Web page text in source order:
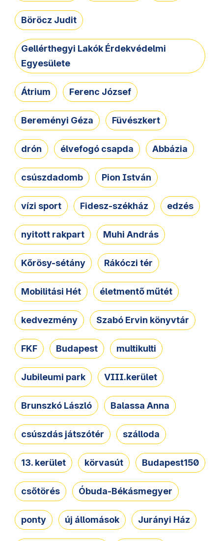
Böröcz Judit
Gellérthegyi Lakók Érdekvédelmi
Egyesülete
Átrium Ferenc József
Bereményi Géza Füvészkert
drón élvefogó csapda Abbázia
csúszdadomb Pion István
vízi sport Fidesz-székház edzés
nyitott rakpart Muhi András
Kőrösy-sétány Rákóczi tér
Mobilitási Hét életmentő műtét
kedvezmény Szabó Ervin könyvtár
FKF Budapest multikulti
Jubileumi park VIII.kerület
Brunszkó László Balassa Anna
csúszdás játszótér szálloda
13. kerület körvasút Budapest150
csőtörés Óbuda-Békásmegyer
ponty új állomások Jurányi Ház